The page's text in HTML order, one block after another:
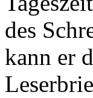
des
kann er